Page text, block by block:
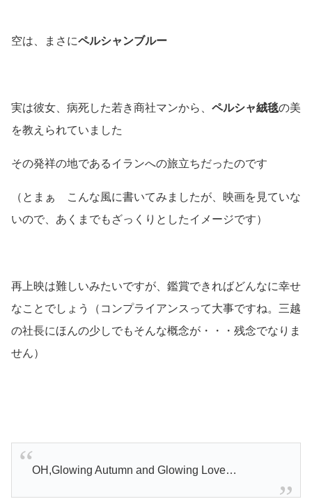
空は、まさにペルシャンブルー
実は彼女、病死した若き商社マンから、 ペルシャ絨毯の美
を教えられていました
その発祥の地であるイランへの旅立ちだったのです
（とまぁ こんな風に書いてみましたが、映画を見ていな
いので、あくまでもざっくりとしたイメージです）
再上映は難しいみたいですが、鑑賞できればどんなに幸せ
なことでしょう
（コンプライアンスって大事ですね。三越
の社長にほんの少しでもそんな概念が・・・残念でなりま
せん）
OH,Glowing Autumn and Glowing Love…